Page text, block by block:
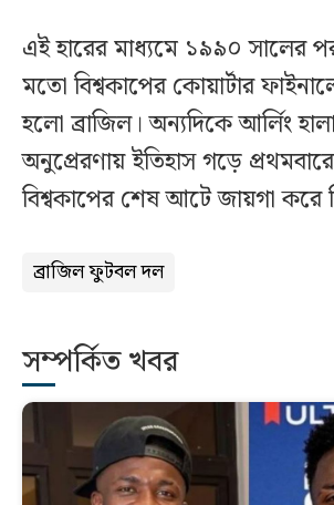
এই হারের মাধ্যমে ১৯৯০ সালের
মতো বিশ্বকাপের কোয়ার্টার
হলো ব্রাজিল। অন্যদিকে আর্লিং
অনুপ্রেরণায় ইতিহাস গড়ে
বিশ্বকাপের শেষ আটে জায়গা করে
ব্রাজিল ফুটবল দল
সম্পর্কিত খবর